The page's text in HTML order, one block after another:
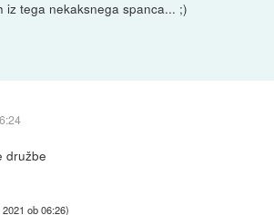
iz tega nekaksnega spanca... ;)
družbe
2021 ob 06:26)